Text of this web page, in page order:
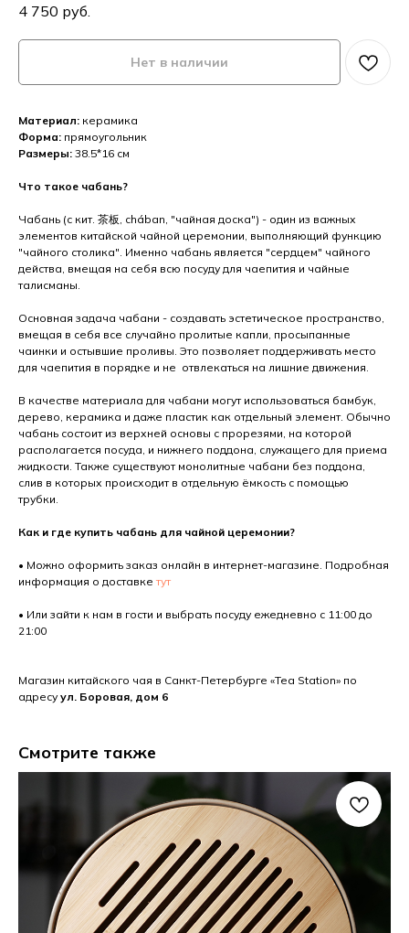
4 750 руб.
Нет в наличии
Материал: керамика
Форма: прямоугольник
Размеры: 38.5*16 см
Что такое чабань?
Чабань (с кит. 茶板, chában, "чайная доска") - один из важных
элементов китайской чайной церемонии, выполняющий функцию
"чайного столика". Именно чабань является "сердцем" чайного
действа, вмещая на себя всю посуду для чаепития и чайные
талисманы.
Основная задача чабани - создавать эстетическое пространство,
вмещая в себя все случайно пролитые капли, просыпанные
чаинки и остывшие проливы. Это позволяет поддерживать место
для чаепития в порядке и не отвлекаться на лишние движения.
В качестве материала для чабани могут использоваться бамбук,
дерево, керамика и даже пластик как отдельный элемент. Обычно
чабань состоит из верхней основы с прорезями, на которой
располагается посуда, и нижнего поддона, служащего для приема
жидкости. Также существуют монолитные чабани без поддона,
слив в которых происходит в отдельную ёмкость с помощью
трубки.
Как и где купить чабань для чайной церемонии?
• Можно оформить заказ онлайн в интернет-магазине. Подробная
информация о доставке тут
• Или зайти к нам в гости и выбрать посуду ежедневно с 11:00 до
21:00
Магазин китайского чая в Санкт-Петербурге «Tea Station» по
адресу ул. Боровая, дом 6
Смотрите также